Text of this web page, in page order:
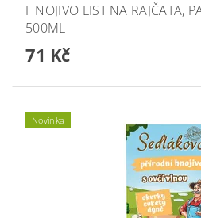
HNOJIVO LIST NA RAJČATA,
500ML
71 Kč
Novinka